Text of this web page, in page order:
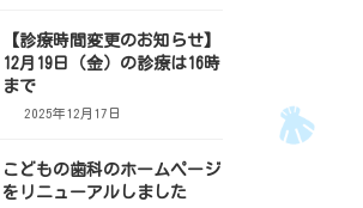
【診療時間変更のお知らせ】
12月19日（金）の診療は16時
まで
2025年12月17日
こどもの歯科のホームページ
をリニューアルしました